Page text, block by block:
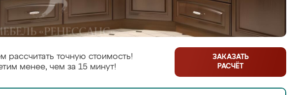
рассчитать точную стоимость!
менее, чем за 15 минут!
ЗАКАЗАТЬ
РАСЧЁТ